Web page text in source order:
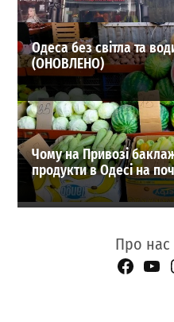
Одеса без світла та
(ОНОВЛЕНО)
Чому на Привозі
продукти в Одесі на
Про нас